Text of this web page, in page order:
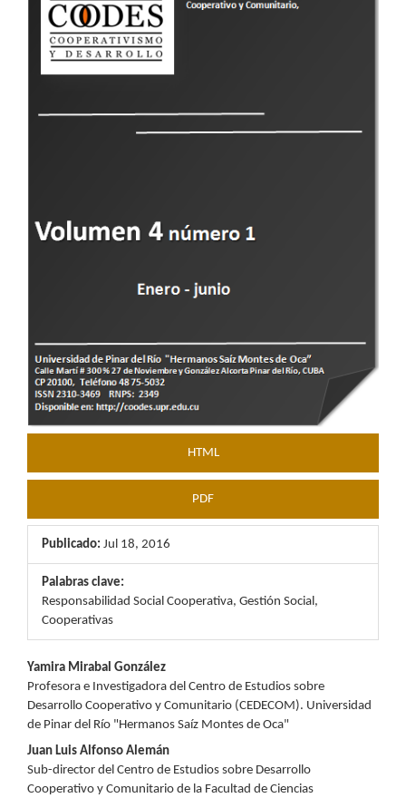
lateral
del
artículo
HTML
PDF
Publicado: Jul 18, 2016
Palabras clave:
Responsabilidad Social Cooperativa, Gestión Social,
Cooperativas
Contenido
principal
del
artículo
Yamira Mirabal González
Profesora e Investigadora del Centro de Estudios sobre
Desarrollo Cooperativo y Comunitario (CEDECOM). Universidad
de Pinar del Río "Hermanos Saíz Montes de Oca"
Juan Luis Alfonso Alemán
Sub-director del Centro de Estudios sobre Desarrollo
Cooperativo y Comunitario de la Facultad de Ciencias